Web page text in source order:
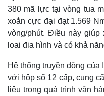
380 mã lực tại vòng tua
xoắn cực đại đạt 1.569
vòng/phút. Điều này giúp
loại địa hình và có khả
Hệ thống truyền động
với hộp số 12 cấp, cung
liệu trong quá trình vận